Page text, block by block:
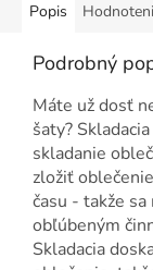
Popis
Podrobný
Máte už dosť
šaty?
skladanie
zložiť
času - takže
obľúbeným
Skladacia